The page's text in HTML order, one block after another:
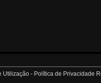
- Política de Privacidade